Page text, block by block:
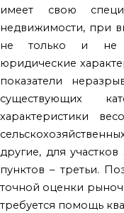
имеет свою
недвижимости, при
не только и не
юридические
показатели
существующих
характеристики
другие, для
пунктов – третьи.
точной оценки
требуется помощь